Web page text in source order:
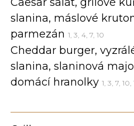
slanina, máslové
parmezán 1, 3, 4, 7, 10
Cheddar burger,
slanina, slaninová
domácí hranolky 1, 3, 7, 10,